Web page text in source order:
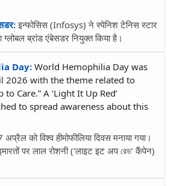
इन्फोसिस (Infosys) ने स्पेनिश टेनिस स्टार
ब्रांड एंबेसडर नियुक्त किया है।
Day: World Hemophilia Day was
2026 with the theme related to
Care.” A ‘Light It Up Red’
to spread awareness about this
अप्रैल को विश्व हीमोफीलिया दिवस मनाया गया।
पर लाल रोशनी (‘लाइट इट अप রেড’ कैंपेन)